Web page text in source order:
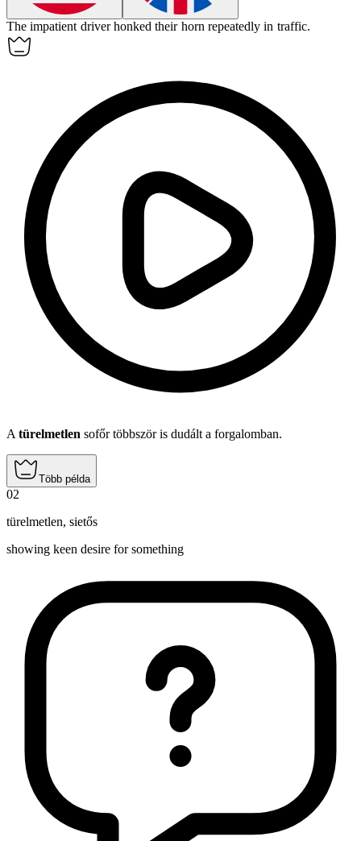
Theimpatient driver honked their horn repeatedly in traffic.
A türelmetlen sofőr többször is dudált a forgalomban.
Több példa
02
türelmetlen, sietős
showing keen desire for something